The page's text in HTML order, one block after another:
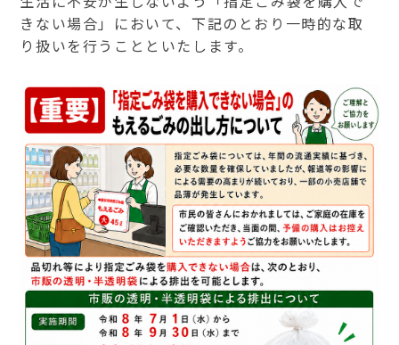
きない場合」において、 下記のとおり一時的な取
り扱いを行うことといたします。